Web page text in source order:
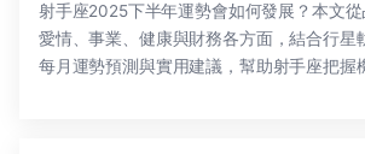
射手座2025下半年運勢會如何發展？本文
愛情、事業、健康與財務各方面，結合行星
每月運勢預測與實用建議，幫助射手座把握